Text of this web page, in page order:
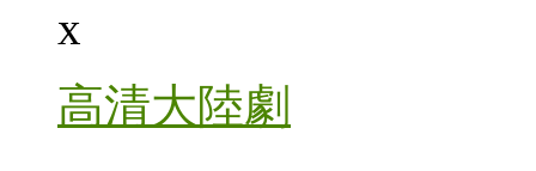
x
高清大陸劇